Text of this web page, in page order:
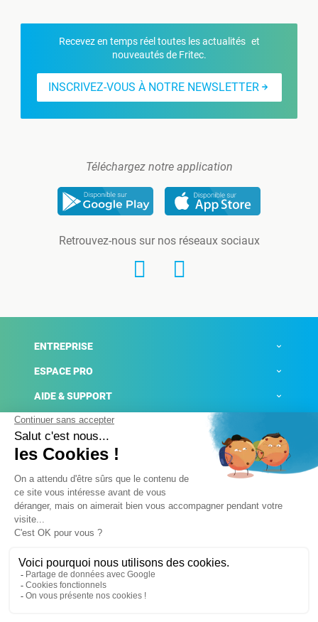
Recevez en temps réel toutes les actualités et
nouveautés de Fritec.
INSCRIVEZ-VOUS À NOTRE NEWSLETTER
Téléchargez notre application
Retrouvez-nous sur nos réseaux sociaux
ENTREPRISE
ESPACE PRO
AIDE & SUPPORT
ACTUALITÉS
Mentions légales
Conditions générales de ventes
Plateforme de signalement